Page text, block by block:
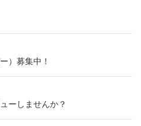
）募集中！
ーしませんか？